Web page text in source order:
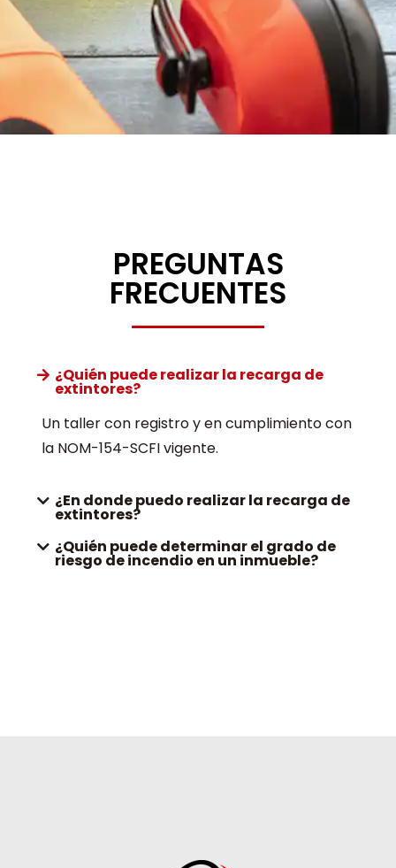
PREGUNTAS
FRECUENTES
¿Quién puede realizar la recarga de
extintores?
Un taller con registro y en cumplimiento con
la NOM-154-SCFI vigente.
¿En donde puedo realizar la recarga de
extintores?
¿Quién puede determinar el grado de
riesgo de incendio en un inmueble?